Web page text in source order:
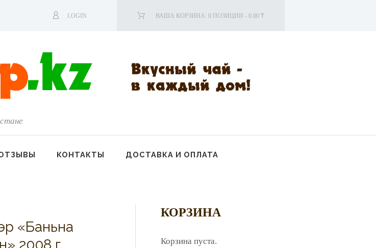
LOGIN ВАША КОРЗИНА: 0 ПОЗИЦИИ - 0.00 ₸
КОНТАКТЫ ДОСТАВКА И ОПЛАТА
«Баньна
2008 г.
КОРЗИНА
Корзина пуста.